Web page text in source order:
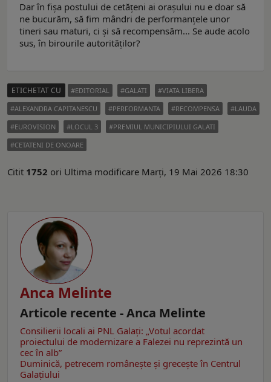
Dar în fișa postului de cetățeni ai orașului nu e doar să
ne bucurăm, să fim mândri de performanțele unor
tineri sau maturi, ci și să recompensăm... Se aude acolo
sus, în birourile autorităților?
ETICHETAT CU EDITORIAL GALATI
VIATA LIBERA
ALEXANDRA CAPITANESCU
PERFORMANTA RECOMPENSA
LAUDA
EUROVISION
LOCUL 3
PREMIUL MUNICIPIULUI GALATI
CETATENI DE ONOARE
Citit 1752 ori Ultima modificare Marți, 19 Mai 2026 18:30
Anca Melinte
Articole recente - Anca Melinte
Consilierii locali ai PNL Galaţi: „Votul acordat
proiectului de modernizare a Falezei nu reprezintă un
cec în alb”
Duminică, petrecem româneşte şi greceşte în Centrul
Galaţiului